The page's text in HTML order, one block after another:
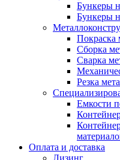
Бункеры
Бункеры
Покраска
Сборка
Сварка
Резка
Емкости
Оплата и доставка
Лизинг